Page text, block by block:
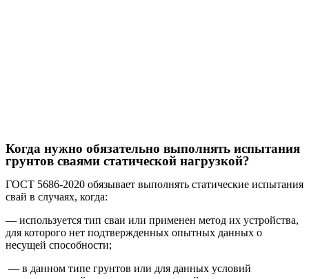
Когда нужно обязательно выполнять испытания
грунтов сваями статической нагрузкой?
ГОСТ 5686-2020 обязывает выполнять статические испытания
свай в случаях, когда:
— используется тип сваи или применен метод их устройства,
для которого нет подтвержденных опытных данных о
несущей способности;
— в данном типе грунтов или для данных условий